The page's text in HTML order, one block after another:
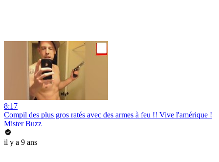
8:17
Compil des plus gros ratés avec des armes à feu !! Vive l'amérique !
Mister Buzz
il y a 9 ans